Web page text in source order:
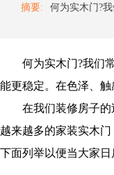
摘要:
何为实木门?我们常
能更稳定。在色泽、
在我们装修房子的过
越来越多的家装实木
下面列举以便当大家日